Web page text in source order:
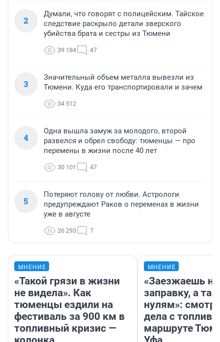
2
Думали, что говорят с полицейским. Тайское
следствие раскрыло детали зверского
убийства брата и сестры из Тюмени
39 184 47
3
Значительный объем металла вывезли из
Тюмени. Куда его транспортировали и зачем
34 512
4
Одна вышла замуж за молодого, второй
развелся и обрел свободу: тюменцы — про
перемены в жизни после 40 лет
30 101 47
5
Потеряют голову от любви. Астрологи
предупреждают Раков о переменах в жизни
уже в августе
26 293 7
МНЕНИЕ
«Такой грязи в жизни
не видела». Как
тюменцы ездили на
фестиваль за 900 км в
топливный кризис —
МНЕНИЕ
«Заезжаешь на
заправку, а
нулям»:
дела с
маршруте